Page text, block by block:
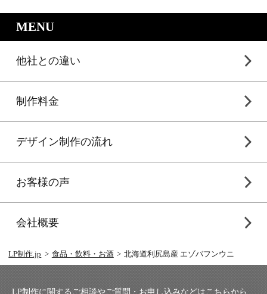
MENU｜LP制作.jpのサービスメニュー
他社との違い
制作料金
デザイン制作の流れ
お客様の声
会社概要
LP制作.jp 食品・飲料・お酒 北海道利尻島産 エゾバフンウニ
LP制作に関するご相談やご質問・お申し込みなどはこちらから